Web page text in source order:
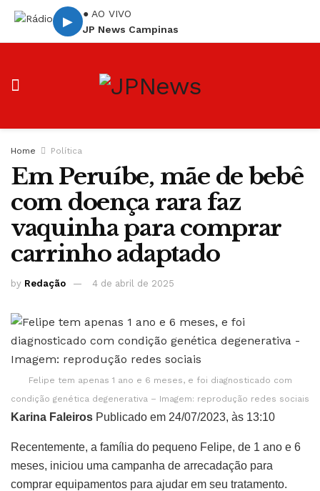
▶
● AO VIVO
JP News Campinas
Home Política
Em Peruíbe, mãe de bebê
com doença rara faz
vaquinha para comprar
carrinho adaptado
by Redação 4 de abril de 2025
Felipe tem apenas 1 ano e 6 meses, e foi diagnosticado com
condição genética degenerativa – Imagem: reprodução redes sociais
Karina Faleiros Publicado em 24/07/2023, às 13:10
Recentemente, a família do pequeno Felipe, de 1 ano e 6
meses, iniciou uma campanha de arrecadação para
comprar equipamentos para ajudar em seu tratamento.